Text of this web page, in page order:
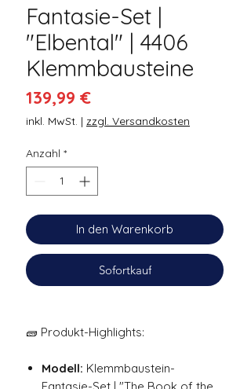
Fantasie-Set |
"Elbental" | 4406
Klemmbausteine
139,99 €Preis
inkl. MwSt. | zzgl. Versandkosten
Anzahl *
In den Warenkorb
Sofortkauf
🧱 Produkt-Highlights:
Modell: Klemmbaustein-